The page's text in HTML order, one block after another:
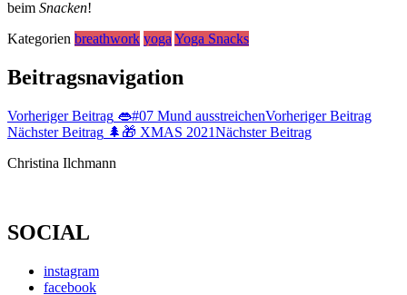
beim Snacken!
Kategorien breathwork yogaYoga Snacks
Beitragsnavigation
Vorheriger Beitrag 👄#07 Mund ausstreichenVorheriger Beitrag
Nächster Beitrag 🌲🎁 XMAS 2021Nächster Beitrag
Christina Ilchmann
SOCIAL
instagram
facebook